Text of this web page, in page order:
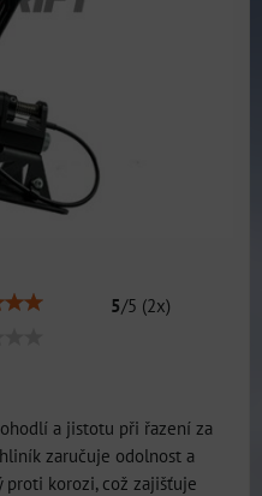
5/5 (2x)
a jistotu při řazení za
zaručuje odolnost a
korozi, což zajišťuje